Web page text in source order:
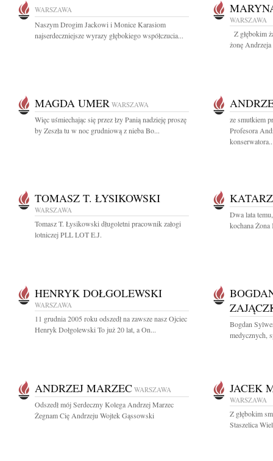
WARSZAWA
Naszym Drogim Jackowi i Monice Karasiom
najserdeczniejsze wyrazy głębokiego współczucia...
WARSZAWA
Z głębokim
żonę Andrzeja
MAGDA UMER WARSZAWA
Więc uśmiechając się przez łzy Panią nadzieję proszę
by Zeszła tu w noc grudniową z nieba Bo...
ze smutkiem
Profesora
TOMASZ T. ŁYSIKOWSKI
WARSZAWA
Tomasz T. Łysikowski długoletni pracownik załogi
lotniczej PLL LOT E.J.
Dwa lata
kochana Żona
HENRYK DOŁGOLEWSKI
WARSZAWA
11 grudnia 2005 roku odszedł na zawsze nasz Ojciec
Henryk Dołgolewski To już 20 lat, a On...
Bogdan
medycznych,
ANDRZEJ MARZEC WARSZAWA
Odszedł mój Serdeczny Kolega Andrzej Marzec
Żegnam Cię Andrzeju Wojtek Gąssowski
JACEK
WARSZAWA
Z głębokim
Staszelica